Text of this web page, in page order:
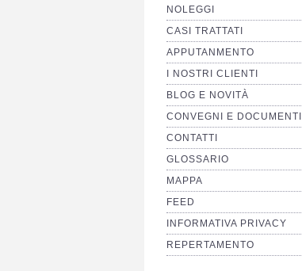
NOLEGGI
CASI TRATTATI
APPUTANMENTO
I NOSTRI CLIENTI
BLOG E NOVITÀ
CONVEGNI E DOCUMENTI
CONTATTI
GLOSSARIO
MAPPA
FEED
INFORMATIVA PRIVACY
REPERTAMENTO